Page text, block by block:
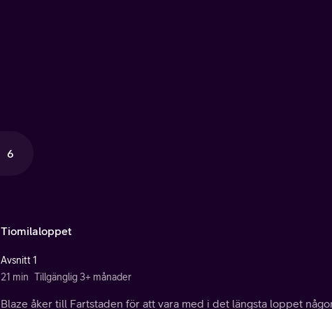
6
Tiomilaloppet
Avsnitt 1
21 min Tillgänglig 3+ månader
Blaze åker till Fartstaden för att vara med i det längsta loppet